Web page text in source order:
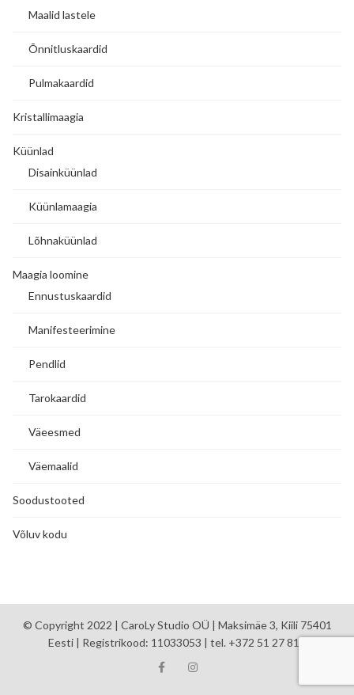
Maalid lastele
Õnnitluskaardid
Pulmakaardid
Kristallimaagia
Küünlad
Disainküünlad
Küünlamaagia
Lõhnaküünlad
Maagia loomine
Ennustuskaardid
Manifesteerimine
Pendlid
Tarokaardid
Väeesmed
Väemaalid
Soodustooted
Võluv kodu
© Copyright 2022 | CaroLy Studio OÜ | Maksimäe 3, Kiili 75401
Eesti | Registrikood: 11033053 | tel. +372 51 27 810